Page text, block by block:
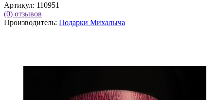
Артикул: 110951
(0) отзывов
Производитель: Подарки Михалыча